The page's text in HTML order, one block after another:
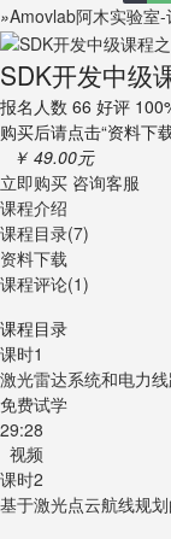
»Amovlab阿木实验室-
SDK开发中级
报名人数 66 好评
购买后请点击“资料下
￥ 49.00元
立即购买 咨询客服
课程介绍
课程目录(7)
资料下载
课程评论(1)
课程目录
课时1
激光雷达系统和电力
免费试学
29:28
视频
课时2
基于激光点云航线规